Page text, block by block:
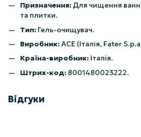
Призначення: Для чищення
та плитки.
Тип: Гель-очищувач.
Виробник:ACE (Італія, Fater
Країна-виробник: Італія.
Штрих-код: 8001480023222.
Відгуки